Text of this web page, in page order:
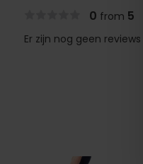
0 from 5
Er zijn nog geen